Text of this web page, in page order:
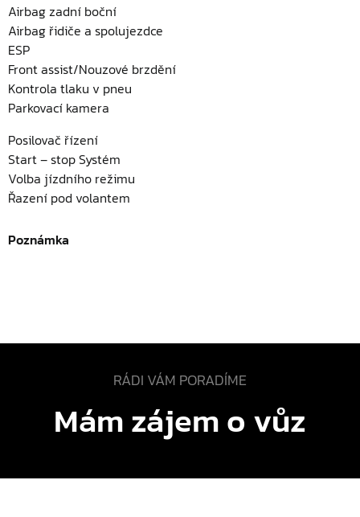
Airbag zadní boční
Airbag řidiče a spolujezdce
ESP
Front assist/Nouzové brzdění
Kontrola tlaku v pneu
Parkovací kamera
Posilovač řízení
Start – stop Systém
Volba jízdního režimu
Řazení pod volantem
Poznámka
RÁDI VÁM PORADÍME
Mám zájem o vůz